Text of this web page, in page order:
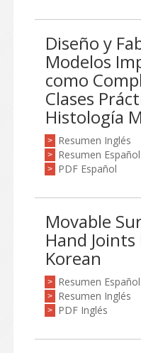
Diseño y
Modelos
como
Clases
Histología
> Resumen Inglés
> Resumen Español
> PDF Español
Movable
Hand
Korean
> Resumen Español
> Resumen Inglés
> PDF Inglés